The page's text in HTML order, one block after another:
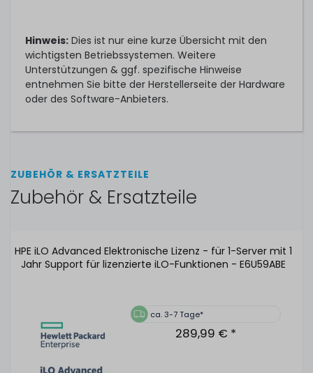
Hinweis: Dies ist nur eine kurze Übersicht mit den
wichtigsten Betriebssystemen. Weitere
Unterstützungen & ggf. spezifische Hinweise
entnehmen Sie bitte der Herstellerseite der Hardware
oder des Software-Anbieters.
ZUBEHÖR & ERSATZTEILE
Zubehör & Ersatzteile
HPE iLO Advanced Elektronische Lizenz - für 1-Server mit 1
Jahr Support für lizenzierte iLO-Funktionen - E6U59ABE
ca. 3-7 Tage*
289,99 € *